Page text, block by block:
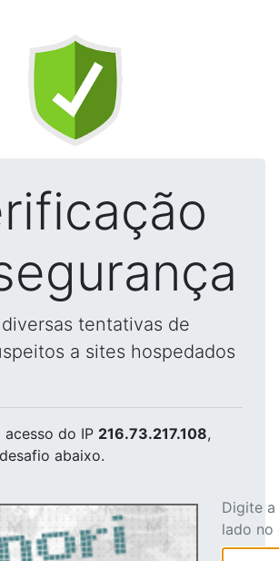
tentativas de
a sites hospedados
acesso do IP 216.73.217.108,
abaixo.
Digite
lado no